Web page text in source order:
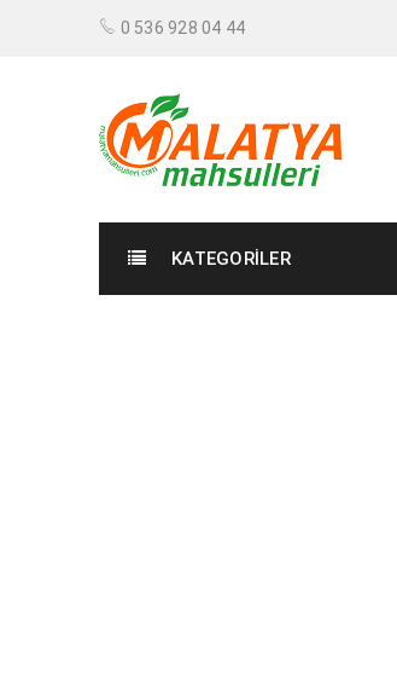
0 536 928 04 44
KATEGORILER